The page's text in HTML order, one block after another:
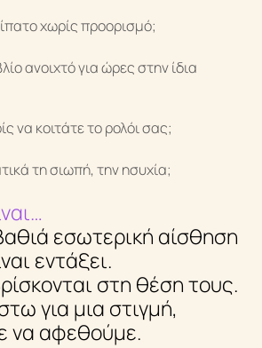
χωρίς προορισμό;
ανοιχτό για ώρες στην ίδια
να κοιτάτε το ρολόι σας;
τη σιωπή, την ησυχία;
εσωτερική αίσθηση
εντάξει.
στη θέση τους.
για μια στιγμή,
να αφεθούμε.